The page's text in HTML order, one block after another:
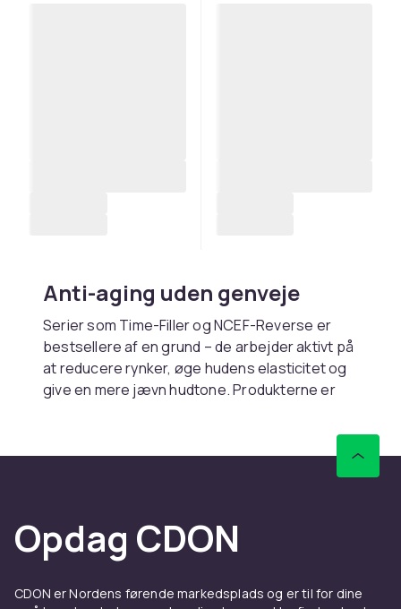
Anti-aging uden genveje
Serier som Time-FillerogNCEF-Reverse er
bestsellere af en grund – de arbejder aktivt på
at reducere rynker, øge hudens elasticitet og
give en mere jævn hudtone. Produkterne er
behandlinger, men er tilpasset til daglig brug
derhjemme.
Filorgas Hydra-FillerogOxygen-Glow
fokuserer på hydrering og glød – med
antioxidanter. Perfekt til dem, der ønsker at
Opdag CDON
CDON er Nordens førende markedsplads og er til for dine